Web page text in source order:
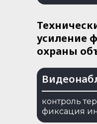
контроль
фиксация
усиление
охраны